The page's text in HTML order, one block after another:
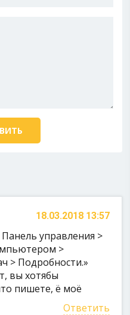
18.03.2018 13:57
управления >
>
> Подробности.»
вы хотябы
пишете, ё моё
Ответить